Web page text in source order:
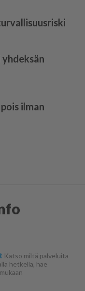
yhdeksän
ilman
Katso miltä palveluita
hetkellä, hae